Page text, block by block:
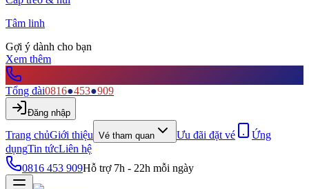
Tâm linh
Gợi ý dành cho bạn
Xem thêm
Tổng đài0816●453●909
Đăng nhập
Trang chủGiới thiệu Vé tham quan Ưu đãi đặt vé
Ứng
dụngTin tứcLiên hệ
0816 453 909Hỗ trợ 7h - 22h mỗi ngày